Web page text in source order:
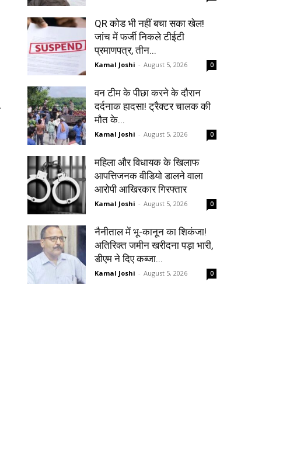
QR कोड भी नहीं बचा सका खेल!
जांच में फर्जी निकले टीईटी
प्रमाणपत्र, तीन...
Kamal Joshi - August 5, 2026 0
वन टीम के पीछा करने के दौरान
दर्दनाक हादसा! ट्रैक्टर चालक की
मौत के...
Kamal Joshi - August 5, 2026 0
महिला और विधायक के खिलाफ
आपत्तिजनक वीडियो डालने वाला
आरोपी आखिरकार गिरफ्तार
Kamal Joshi - August 5, 2026 0
नैनीताल में भू-कानून का शिकंजा!
अतिरिक्त जमीन खरीदना पड़ा भारी,
डीएम ने दिए कब्जा...
Kamal Joshi - August 5, 2026 0